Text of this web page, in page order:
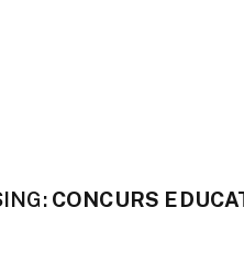
CONCURS